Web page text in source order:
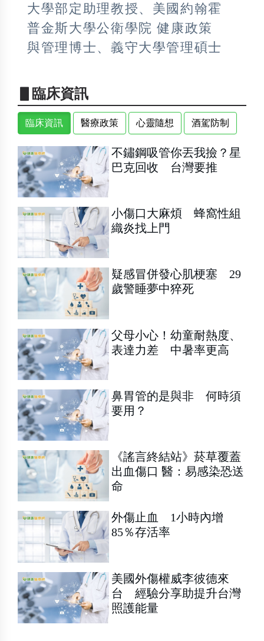
大學部定助理教授、美國約翰霍
普金斯大學公衛學院 健康政策
與管理博士、義守大學管理碩士
▋臨床資訊
臨床資訊 醫療政策 心靈隨想 酒駕防制
不鏽鋼吸管你丟我撿？星
巴克回收 台灣要推
小傷口大麻煩 蜂窩性組
織炎找上門
疑感冒併發心肌梗塞 29
歲警睡夢中猝死
父母小心！幼童耐熱度、
表達力差 中暑率更高
鼻胃管的是與非 何時須
要用？
《謠言終結站》菸草覆蓋
出血傷口 醫：易感染恐送
命
外傷止血 1小時內增
85％存活率
美國外傷權威李彼德來
台 經驗分享助提升台灣
照護能量